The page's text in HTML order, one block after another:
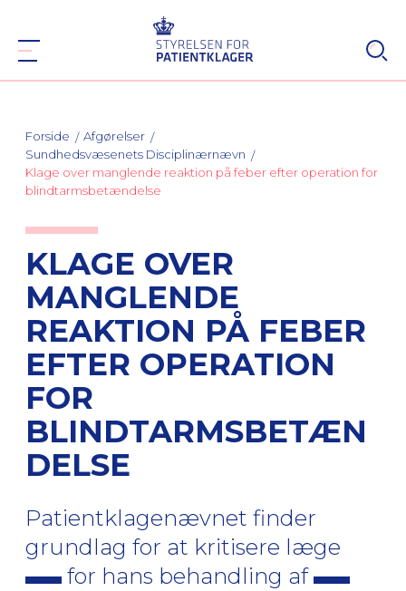
Forside
Afgørelser
Sundhedsvæsenets Disciplinærnævn
Klage over manglende reaktion på feber efter operation for
blindtarmsbetændelse
KLAGE OVER
MANGLENDE
REAKTION PÅ FEBER
EFTER OPERATION
FOR
BLINDTARMSBETÆN
DELSE
Patientklagenævnet finder
grundlag for at kritisere læge
for hans behandling af